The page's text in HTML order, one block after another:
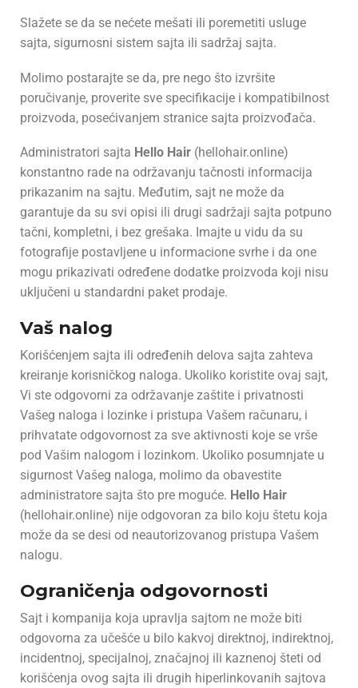
Slažete se da se nećete mešati ili poremetiti usluge
sajta, sigurnosni sistem sajta ili sadržaj sajta.
Molimo postarajte se da, pre nego što izvršite
poručivanje, proverite sve specifikacije i kompatibilnost
proizvoda, posećivanjem stranice sajta proizvođača.
Administratori sajta Hello Hair (hellohair.online)
konstantno rade na održavanju tačnosti informacija
prikazanim na sajtu. Međutim, sajt ne može da
garantuje da su svi opisi ili drugi sadržaji sajta potpuno
tačni, kompletni, i bez grešaka. Imajte u vidu da su
fotografije postavljene u informacione svrhe i da one
mogu prikazivati određene dodatke proizvoda koji nisu
uključeni u standardni paket prodaje.
Vaš nalog
Korišćenjem sajta ili određenih delova sajta zahteva
kreiranje korisničkog naloga. Ukoliko koristite ovaj sajt,
Vi ste odgovorni za održavanje zaštite i privatnosti
Vašeg naloga i lozinke i pristupa Vašem računaru, i
prihvatate odgovornost za sve aktivnosti koje se vrše
pod Vašim nalogom i lozinkom. Ukoliko posumnjate u
sigurnost Vašeg naloga, molimo da obavestite
administratore sajta što pre moguće. Hello Hair
(hellohair.online) nije odgovoran za bilo koju štetu koja
može da se desi od neautorizovanog pristupa Vašem
nalogu.
Ograničenja odgovornosti
Sajt i kompanija koja upravlja sajtom ne može biti
odgovorna za učešće u bilo kakvoj direktnoj, indirektnoj,
incidentnoj, specijalnoj, značajnoj ili kaznenoj šteti od
korišćenja ovog sajta ili drugih hiperlinkovanih sajtova